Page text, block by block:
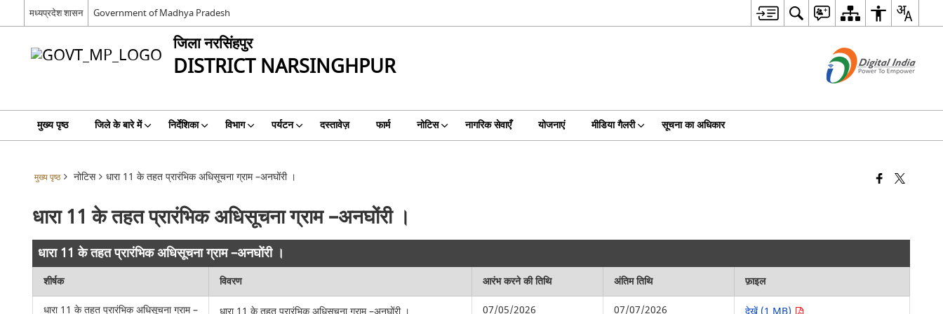
मध्यप्रदेश शासन Government of Madhya Pradesh
जिला नरसिंहपुर
DISTRICT NARSINGHPUR
मुख्य पृष्ठ जिले के बारे में निर्देशिका विभाग पर्यटन दस्तावेज़ फार्म नोटिस नागरिक सेवाएँ योजनाएं मीडिया गैलरी सूचना का अधिकार
मुख्य पृष्ठ नोटिस धारा 11 के तहत प्रारंभिक अधिसूचना ग्राम –अनघोंरी ।
धारा 11 के तहत प्रारंभिक अधिसूचना ग्राम –अनघोंरी ।
धारा 11 के तहत प्रारंभिक अधिसूचना ग्राम –अनघोंरी ।
शीर्षक विवरण आरंभ करने की तिथि अंतिम तिथि
फ़ाइल
धारा 11 के तहत प्रारंभिक अधिसूचना ग्राम –
07/05/2026 07/07/2026